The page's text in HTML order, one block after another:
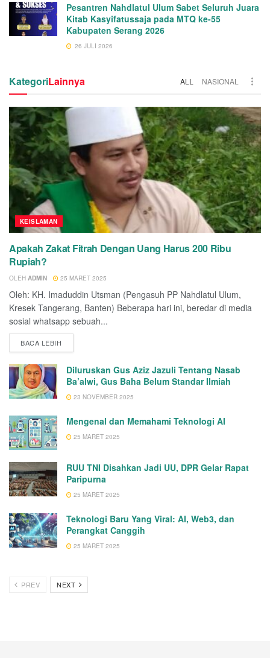
Pesantren Nahdlatul Ulum Sabet Seluruh Juara
Kitab Kasyifatussaja pada MTQ ke-55
Kabupaten Serang 2026
26 JULI 2026
KategoriLainnya ALL NASIONAL
KEISLAMAN
Apakah Zakat Fitrah Dengan Uang Harus 200 Ribu
Rupiah?
OLEH ADMIN 25 MARET 2025
Oleh: KH. Imaduddin Utsman (Pengasuh PP Nahdlatul Ulum,
Kresek Tangerang, Banten) Beberapa hari ini, beredar di media
sosial whatsapp sebuah...
BACA LEBIH
Diluruskan Gus Aziz Jazuli Tentang Nasab
Ba’alwi, Gus Baha Belum Standar Ilmiah
23 NOVEMBER 2025
Mengenal dan Memahami Teknologi AI
25 MARET 2025
RUU TNI Disahkan Jadi UU, DPR Gelar Rapat
Paripurna
25 MARET 2025
Teknologi Baru Yang Viral: AI, Web3, dan
Perangkat Canggih
25 MARET 2025
PREV NEXT